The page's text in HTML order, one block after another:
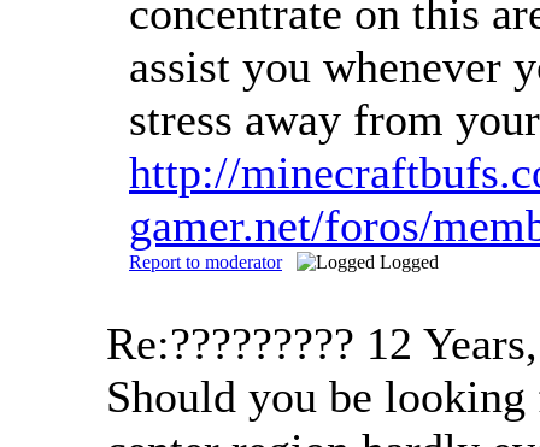
concentrate on this
assist you whenever
stress away from
http://
gamer.net/foros/
Report to moderator Logged
Re:????????? 12
Should you be